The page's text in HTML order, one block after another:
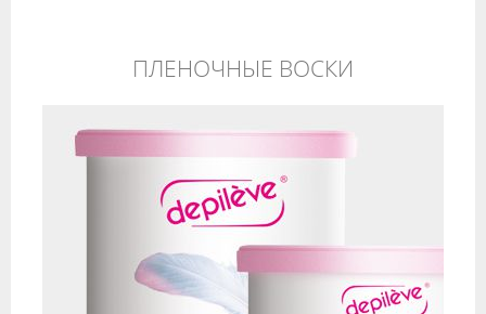
ПЛЕНОЧНЫЕ ВОСКИ